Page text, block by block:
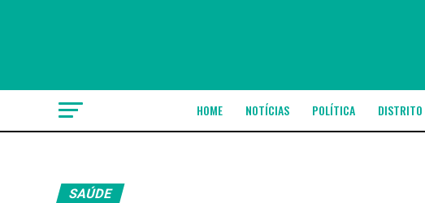
HOME NOTÍCIAS POLÍTICA DISTRITO
SAÚDE